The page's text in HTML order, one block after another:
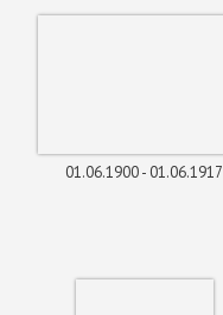
01.06.1900 - 01.06.1917